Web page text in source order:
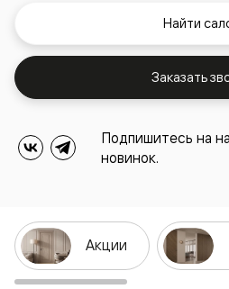
Найти
Заказать
Подпишитесь на
новинок.
Акции